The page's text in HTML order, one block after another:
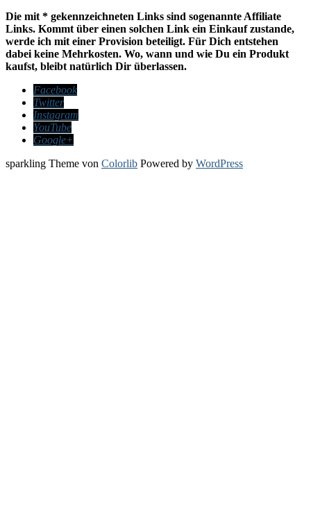
Die mit * gekennzeichneten Links sind sogenannte Affiliate
Links. Kommt über einen solchen Link ein Einkauf zustande,
werde ich mit einer Provision beteiligt. Für Dich entstehen
dabei keine Mehrkosten. Wo, wann und wie Du ein Produkt
kaufst, bleibt natürlich Dir überlassen.
Facebook
Twitter
Instagram
YouTube
Google+
sparkling Theme von Colorlib Powered by WordPress